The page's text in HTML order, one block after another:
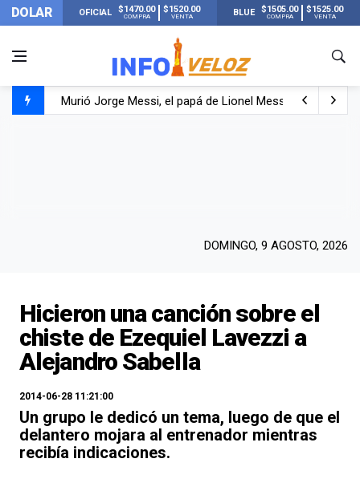
DOLAR OFICIAL $1470.00
COMPRA
$1520.00
VENTA BLUE $1505.00
COMPRA
$1525.00
VENTA
Murió Jorge Messi, el papá de Lionel Messi
DOMINGO, 9 AGOSTO, 2026
Hicieron una canción sobre el
chiste de Ezequiel Lavezzi a
Alejandro Sabella
2014-06-28 11:21:00
Un grupo le dedicó un tema, luego de que el
delantero mojara al entrenador mientras
recibía indicaciones.